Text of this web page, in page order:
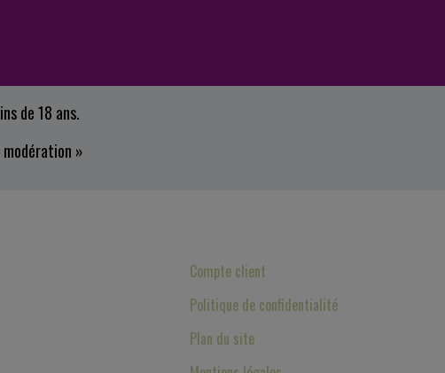
de 18 ans.
modération »
Compte client
Politique de confidentialité
Plan du site